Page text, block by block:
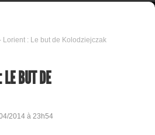
Lorient : Le but de Kolodziejczak
BUT DE
2014 à 23h54